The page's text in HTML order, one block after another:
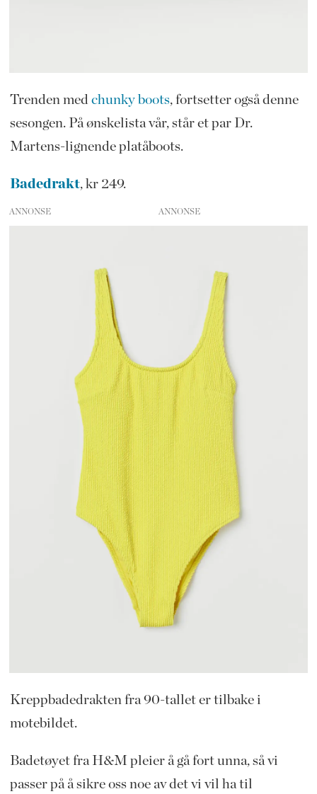
Trenden med chunky boots, fortsetter også denne
sesongen. På ønskelista vår, står et par Dr.
Martens-lignende platåboots.
Badedrakt, kr 249.
ANNONSE
Kreppbadedrakten fra 90-tallet er tilbake i
motebildet.
Badetøyet fra H&M pleier å gå fort unna, så vi
passer på å sikre oss noe av det vi vil ha til